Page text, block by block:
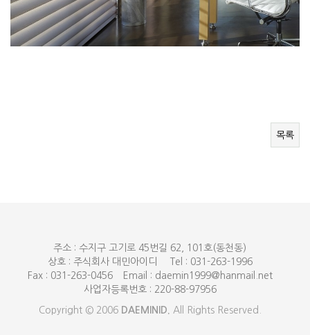
목록
주소 : 수지구 고기로 45번길 62, 101호(동천동)
상호 : 주식회사 대민아이디
Tel : 031-263-1996
Fax : 031-263-0456
Email : daemin1999@hanmail.net
사업자등록번호 : 220-88-97956
Copyright © 2006 DAEMINID. All Rights Reserved.